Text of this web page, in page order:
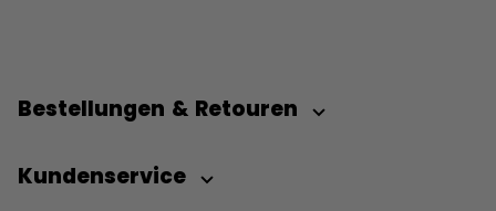
Bestellungen & Retouren
Kundenservice